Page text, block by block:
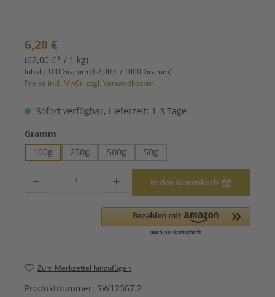
Regulärer Preis:
6,20 €
(62,00 €* / 1 kg)
Inhalt: 100 Gramm (62,00 € / 1000 Gramm)
Preise inkl. MwSt. zzgl. Versandkosten
Sofort verfügbar, Lieferzeit: 1-3 Tage
Gramm
100g
250g 500g 50g
In den Warenkorb
Zum Merkzettel hinzufügen
Produktnummer: SW12367.2